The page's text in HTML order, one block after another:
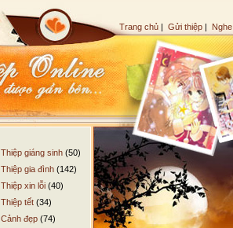
Trang chủ | Gửi thiệp |
Thiệp giáng sinh (50)
Thiệp gia đình (142)
Thiệp xin lỗi (40)
Thiệp tết (34)
Cảnh đẹp (74)